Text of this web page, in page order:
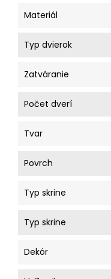
Materiál
Typ dvierok
Zatváranie
Počet dverí
Tvar
Povrch
Typ skrine
Typ skrine
Dekór